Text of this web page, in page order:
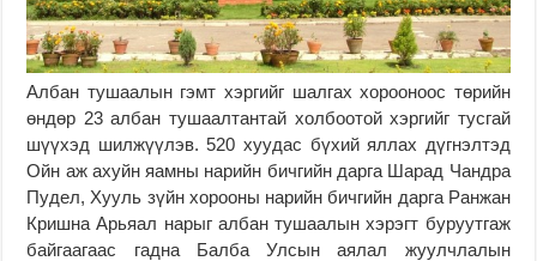
Албан тушаалын гэмт хэргийг шалгах хорооноос төрийн
өндөр 23 албан тушаалтантай холбоотой хэргийг тусгай
шүүхэд шилжүүлэв. 520 хуудас бүхий яллах дүгнэлтэд
Ойн аж ахуйн яамны нарийн бичгийн дарга Шарад Чандра
Пудел, Хууль зүйн хорооны нарийн бичгийн дарга Ранжан
Кришна Арьяал нарыг албан тушаалын хэрэгт буруутгаж
байгаагаас гадна Балба Улсын аялал жуулчлалын